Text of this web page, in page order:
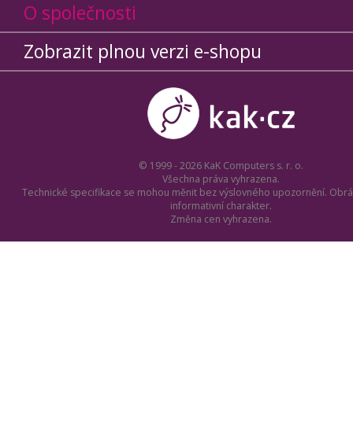
O společnosti
Zobrazit plnou verzi e-shopu
© 1999 - 2026 KaK Computers s. r. o.
Všechna práva vyhrazena.
Technické specifikace se mohou měnit bez výslovného upozornění.
informativní charakter.
Změna cen vyhrazena.